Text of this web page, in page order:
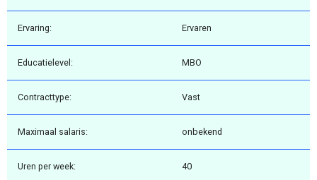
Ervaring: Ervaren
Educatielevel: MBO
Contracttype: Vast
Maximaal salaris: onbekend
Uren per week: 40